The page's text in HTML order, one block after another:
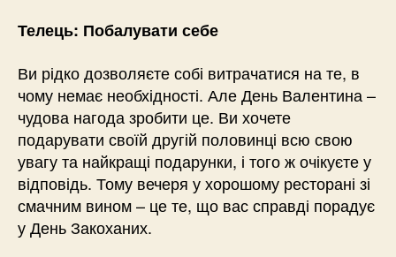
Телець: Побалувати себе
Ви рідко дозволяєте собі витрачатися на те, в
чому немає необхідності. Але День Валентина –
чудова нагода зробити це. Ви хочете
подарувати своїй другій половинці всю свою
увагу та найкращі подарунки, і того ж очікуєте у
відповідь. Тому вечеря у хорошому ресторані зі
смачним вином – це те, що вас справді порадує
у День Закоханих.